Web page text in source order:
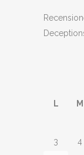
L M
3
4